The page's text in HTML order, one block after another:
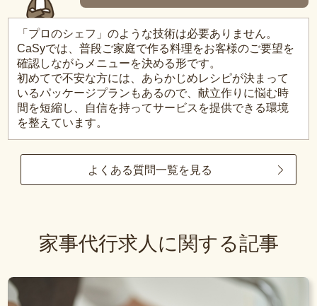
「プロのシェフ」のような技術は必要ありません。
CaSyでは、普段ご家庭で作る料理をお客様のご要望を
確認しながらメニューを決める形です。
初めてで不安な方には、あらかじめレシピが決まって
いるパッケージプランもあるので、献立作りに悩む時
間を短縮し、自信を持ってサービスを提供できる環境
を整えています。
よくある質問一覧を見る
家事代行求人に関する記事